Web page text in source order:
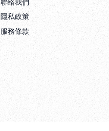
隱私政策
服務條款